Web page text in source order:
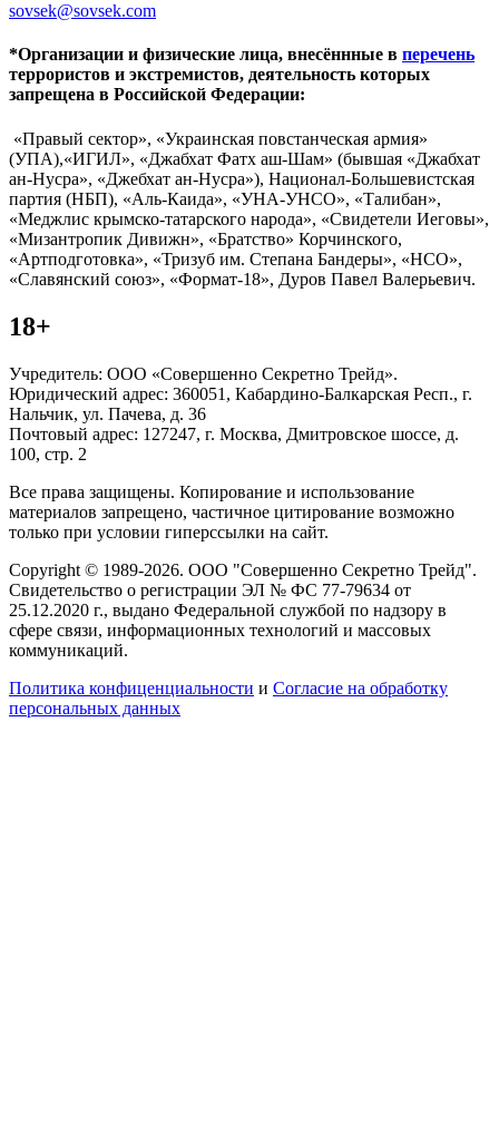
sovsek@sovsek.com
*Организации и физические лица, внесённные в перечень
террористов и экстремистов, деятельность которых
запрещена в Российской Федерации:
«Правый сектор», «Украинская повстанческая армия»
(УПА),«ИГИЛ», «Джабхат Фатх аш-Шам» (бывшая «Джабхат
ан-Нусра», «Джебхат ан-Нусра»), Национал-Большевистская
партия (НБП), «Аль-Каида», «УНА-УНСО», «Талибан»,
«Меджлис крымско-татарского народа», «Свидетели Иеговы»,
«Мизантропик Дивижн», «Братство» Корчинского,
«Артподготовка», «Тризуб им. Степана Бандеры», «НСО»,
«Славянский союз», «Формат-18», Дуров Павел Валерьевич.
18+
Учредитель: ООО «Совершенно Секретно Трейд».
Юридический адрес: 360051, Кабардино-Балкарская Респ., г.
Нальчик, ул. Пачева, д. 36
Почтовый адрес: 127247, г. Москва, Дмитровское шоссе, д.
100, стр. 2
Все права защищены. Копирование и использование
материалов запрещено, частичное цитирование возможно
только при условии гиперссылки на сайт.
Copyright © 1989-2026. ООО "Совершенно Секретно Трейд".
Свидетельство о регистрации ЭЛ № ФС 77-79634 от
25.12.2020 г., выдано Федеральной службой по надзору в
сфере связи, информационных технологий и массовых
коммуникаций.
Политика конфиценциальности и Согласие на обработку
персональных данных